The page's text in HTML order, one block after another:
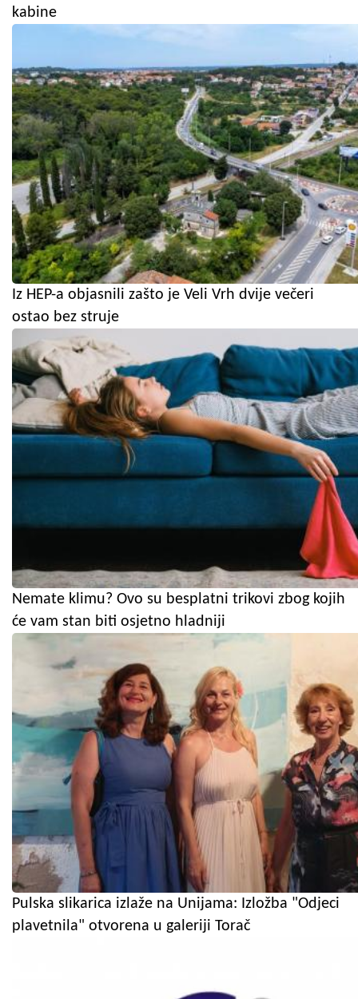
kabine
Iz HEP-a objasnili zašto je Veli Vrh dvije večeri
ostao bez struje
Nemate klimu? Ovo su besplatni trikovi zbog kojih
će vam stan biti osjetno hladniji
Pulska slikarica izlaže na Unijama: Izložba "Odjeci
plavetnila" otvorena u galeriji Torač